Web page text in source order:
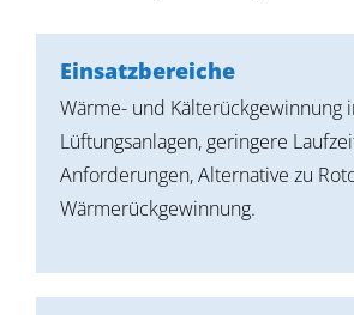
Einsatzbereiche
Wärme- und Kälterückgewinnung
Lüftungsanlagen, geringere
Anforderungen, Alternative zu
Wärmerückgewinnung.